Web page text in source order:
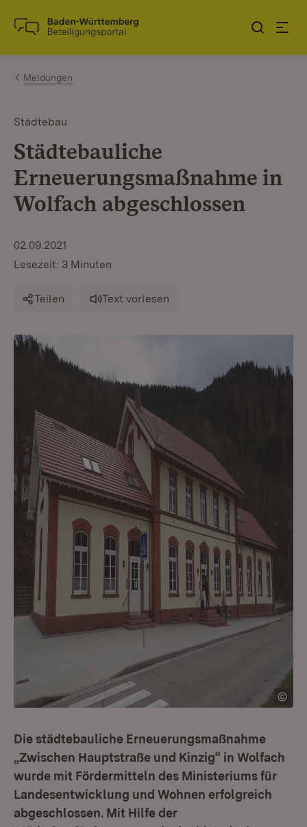
Zum Inhalt springen
Link zur Startseite
Meldungen
Städtebau
Städtebauliche
Erneuerungsmaßnahme in
Wolfach abgeschlossen
02.09.2021
Lesezeit: 3 Minuten
Teilen Text vorlesen
Die städtebauliche Erneuerungsmaßnahme
„Zwischen Hauptstraße und Kinzig“ in Wolfach
wurde mit Fördermitteln des Ministeriums für
Landesentwicklung und Wohnen erfolgreich
abgeschlossen. Mit Hilfe der